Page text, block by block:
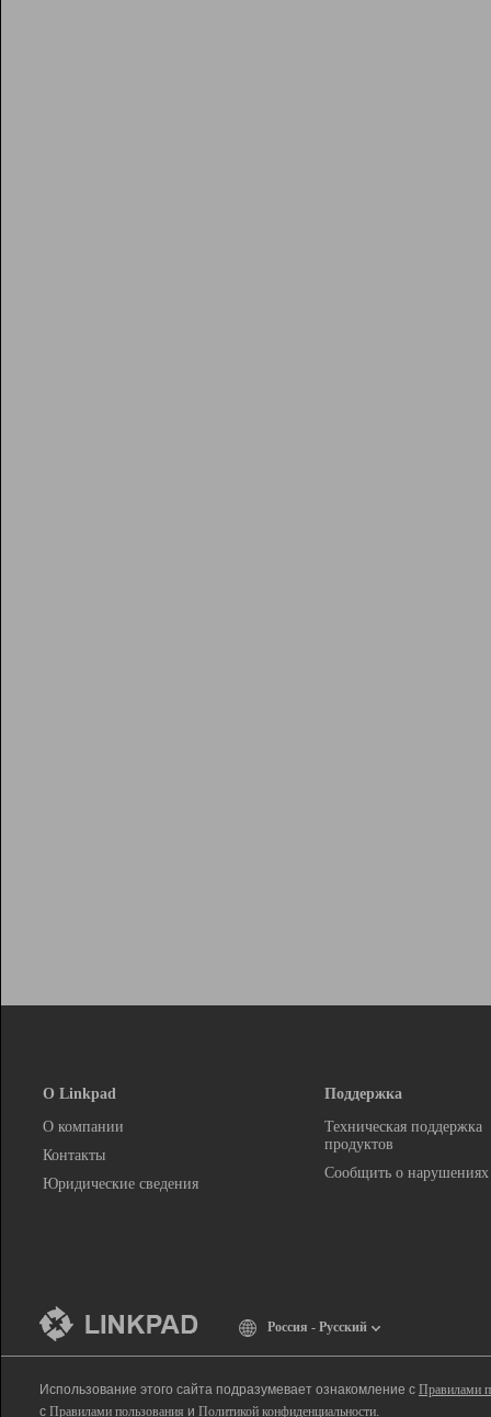
О Linkpad
О компании
Контакты
Юридические сведения
Поддержка
Техническая поддержка
продуктов
Сообщить о нарушениях
Россия - Русский
Использование этого сайта подразумевает ознакомление с Правилами
с Правилами пользования и Политикой конфиденциальности.